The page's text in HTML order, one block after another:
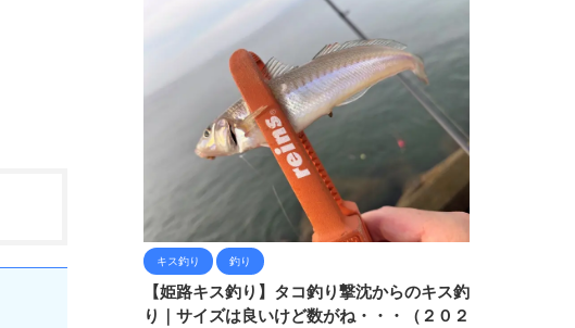
キス釣り 釣り
【姫路キス釣り】タコ釣り撃沈からのキス釣
り｜サイズは良いけど数がね・・・（２０２